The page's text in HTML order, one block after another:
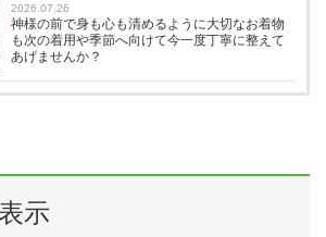
2026.07.26
神様の前で身も心も清めるように大切なお着物
も次の着用や季節へ向けて今一度丁寧に整えて
あげませんか？
示